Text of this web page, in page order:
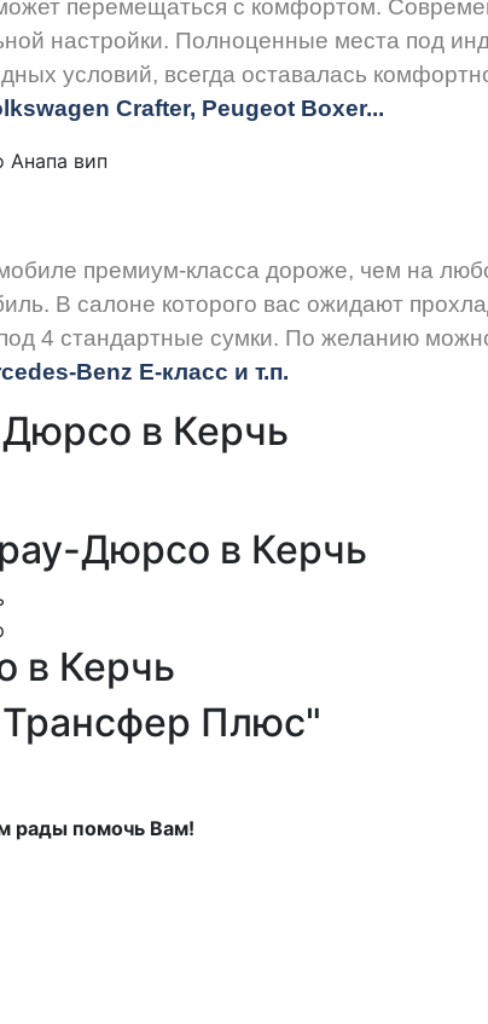
перемещаться с комфортом.
настройки. Полноценные места под
условий, всегда оставалась
Crafter, Peugeot Boxer...
премиум-класса дороже, чем на
В салоне которого вас ожидают
4 стандартные сумки. По желанию
Benz E-класс и т.п.
в Керчь
Дюрсо в Керчь
в Керчь
Плюс"
рады помочь Вам!